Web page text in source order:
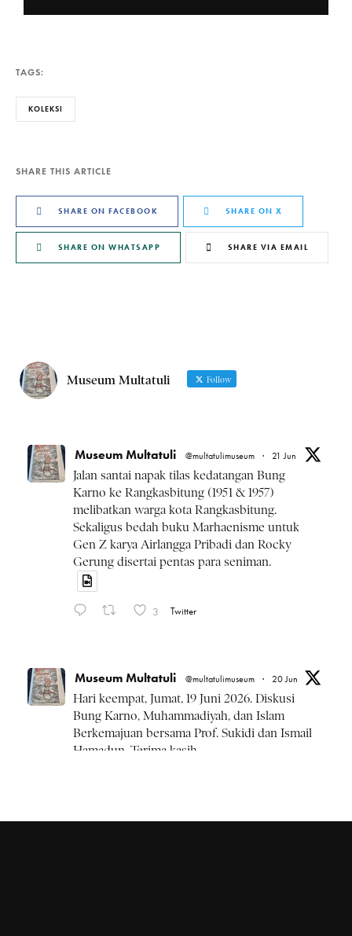
TAGS:
KOLEKSI
SHARE THIS ARTICLE
SHARE ON FACEBOOK SHARE ON X
SHARE ON WHATSAPP SHARE VIA EMAIL
Museum Multatuli Follow
Museum Multatuli @multatulimuseum · 21 Jun
Jalan santai napak tilas kedatangan Bung
Karno ke Rangkasbitung (1951 & 1957)
melibatkan warga kota Rangkasbitung.
Sekaligus bedah buku Marhaenisme untuk
Gen Z karya Airlangga Pribadi dan Rocky
Gerung disertai pentas para seniman.
3 Twitter
Museum Multatuli @multatulimuseum · 20 Jun
Hari keempat, Jumat, 19 Juni 2026. Diskusi
Bung Karno, Muhammadiyah, dan Islam
Berkemajuan bersama Prof. Sukidi dan Ismail
Hamadun. Terima kasih.